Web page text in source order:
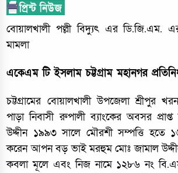
বোয়ালখালী পল্লী বিদ্যুৎ এর ডি.জি.এম.
মামলা
একেএম টি ইসলাম চট্টগ্রাম মহানগর
চট্টগ্রামের বোয়ালখালী উপজেলা শ্রীপুর
পাড়া নিবাসী রুপালী ব্যাংকের অবসর প্রাপ্ত
উদ্দীন ১৯৯৩ সালে মৌরশী সম্পত্তি
করেন আপন বড় ভাই মরহুম মোঃ জামাল
কবলা মূলে এবং নিজ নামে ১২৮৬ নং